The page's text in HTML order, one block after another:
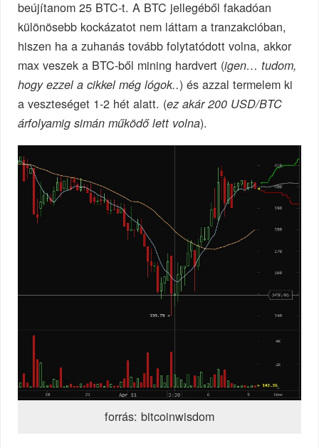
beújítanom 25 BTC-t. A BTC jellegéből fakadóan
különösebb kockázatot nem láttam a tranzakcióban,
hiszen ha a zuhanás tovább folytatódott volna, akkor
max veszek a BTC-ből mining hardvert (igen… tudom,
hogy ezzel a cikkel még lógok..) és azzal termelem ki
a veszteséget 1-2 hét alatt. (ez akár 200 USD/BTC
árfolyamig simán működő lett volna).
forrás: bitcoinwisdom